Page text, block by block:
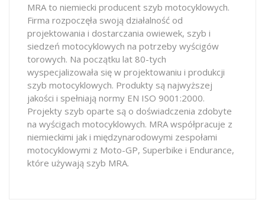
MRA to niemiecki producent szyb motocyklowych.
Firma rozpoczęła swoją działalność od
projektowania i dostarczania owiewek, szyb i
siedzeń motocyklowych na potrzeby wyścigów
torowych. Na początku lat 80-tych
wyspecjalizowała się w projektowaniu i produkcji
szyb motocyklowych. Produkty są najwyższej
jakości i spełniają normy EN ISO 9001:2000.
Projekty szyb oparte są o doświadczenia zdobyte
na wyścigach motocyklowych. MRA współpracuje z
niemieckimi jak i międzynarodowymi zespołami
motocyklowymi z Moto-GP, Superbike i Endurance,
które używają szyb MRA.